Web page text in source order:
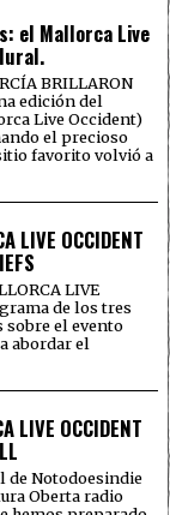
el Mallorca Live
BRILLARON
edición del
Live Occident)
el precioso
favorito volvió a
LIVE OCCIDENT
LIVE
de los tres
sobre el evento
abordar el
LIVE OCCIDENT
de Notodoesindie
Oberta radio